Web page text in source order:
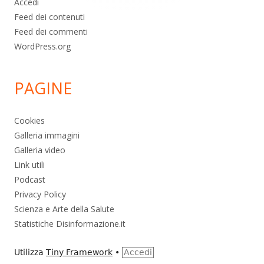
Feed dei contenuti
Feed dei commenti
WordPress.org
PAGINE
Cookies
Galleria immagini
Galleria video
Link utili
Podcast
Privacy Policy
Scienza e Arte della Salute
Statistiche Disinformazione.it
Utilizza Tiny Framework • Accedi